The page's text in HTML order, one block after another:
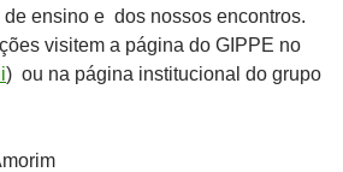
ensino e dos nossos encontros.
visitem a página do GIPPE no
) ou na página institucional do grupo